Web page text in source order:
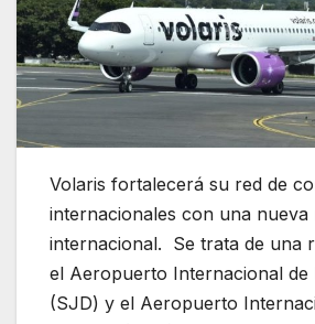
Volaris fortalecerá su red de
internacionales con una nueva
internacional. Se trata de una
el Aeropuerto Internacional de
(SJD) y el Aeropuerto